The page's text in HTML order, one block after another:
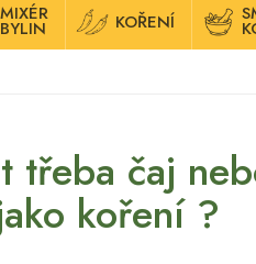
MIXÉR
BYLIN KOŘENÍ
třeba čaj
koření ?